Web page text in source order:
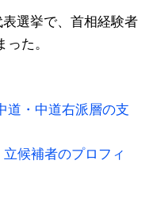
選挙で、首相経験者
た。
道・中道右派層の支
候補者のプロフィ